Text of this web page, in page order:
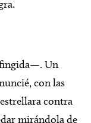
Un
con las
contra
mirándola de